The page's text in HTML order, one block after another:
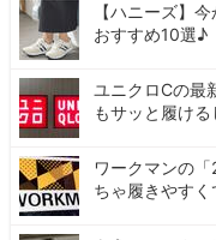
【ハニーズ】
おすすめ10選♪
ユニクロCの最
もサッと履け
ワークマンの
ちゃ履きやす